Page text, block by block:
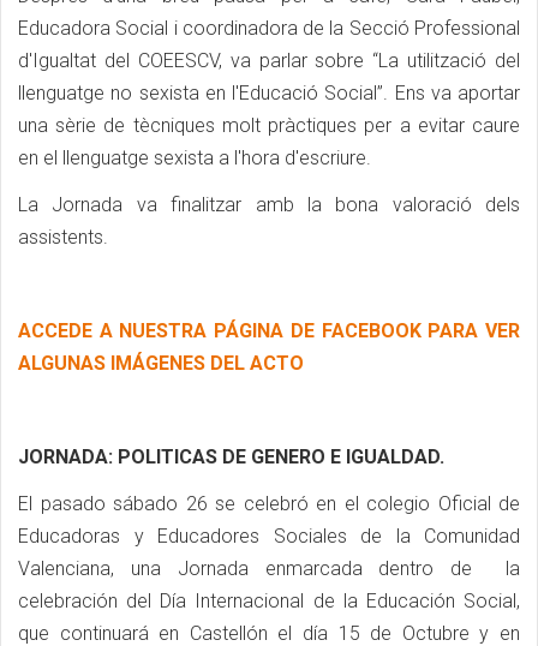
Educadora Social i coordinadora de la Secció Professional
d'Igualtat del COEESCV, va parlar sobre “La utilització del
llenguatge no sexista en l'Educació Social”. Ens va aportar
una sèrie de tècniques molt pràctiques per a evitar caure
en el llenguatge sexista a l'hora d'escriure.
La Jornada va finalitzar amb la bona valoració dels
assistents.
ACCEDE A NUESTRA PÁGINA DE FACEBOOK PARA VER
ALGUNAS IMÁGENES DEL ACTO
JORNADA: POLITICAS DE GENERO E IGUALDAD.
El pasado sábado 26 se celebró en el colegio Oficial de
Educadoras y Educadores Sociales de la Comunidad
Valenciana, una Jornada enmarcada dentro de la
celebración del Día Internacional de la Educación Social,
que continuará en Castellón el día 15 de Octubre y en